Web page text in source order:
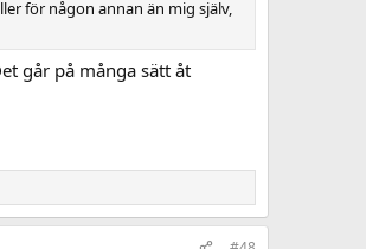
för någon annan än mig själv,
går på många sätt åt